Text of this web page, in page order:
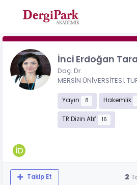
İnci Erdoğan
Doç. Dr.
MERSİN ÜNİVERSİTESİ,
Yayın 8 Hakemlik
TR Dizin Atıf 16
Takip Et 2